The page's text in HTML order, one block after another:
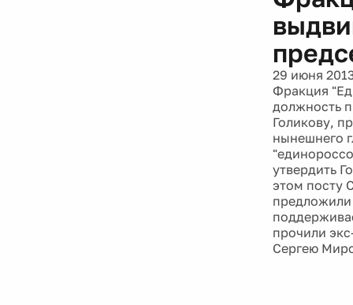
29 июня
Фракция
должность
Голикову,
нынешнего
утвердить
этом посту
предложили
прочили
Сергею